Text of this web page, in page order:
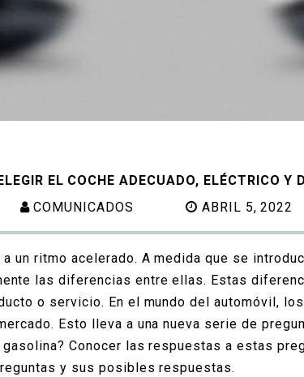
EL COCHE ADECUADO, ELÉCTRICO Y
COMUNICADOS
ABRIL 5, 2022
un ritmo acelerado. A medida que se
las diferencias entre ellas. Estas
o servicio. En el mundo del automóvil,
Esto lleva a una nueva serie de
Conocer las respuestas a estas
y sus posibles respuestas.